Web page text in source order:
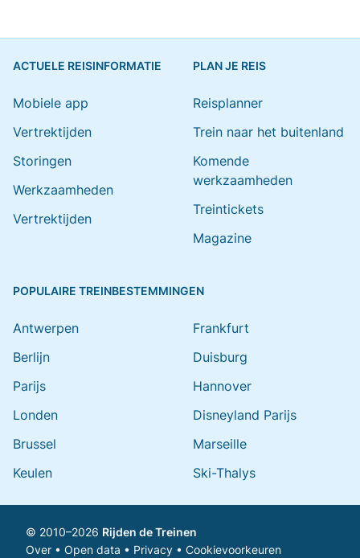
ACTUELE REISINFORMATIE
Mobiele app
Vertrektijden
Storingen
Werkzaamheden
Vertrektijden
PLAN JE REIS
Reisplanner
Trein naar het buitenland
Komende
werkzaamheden
Treintickets
Magazine
POPULAIRE TREINBESTEMMINGEN
Antwerpen
Berlijn
Parijs
Londen
Brussel
Keulen
Frankfurt
Duisburg
Hannover
Disneyland Parijs
Marseille
Ski-Thalys
© 2010–2026 Rijden de Treinen
Over • Open data • Privacy • Cookievoorkeuren